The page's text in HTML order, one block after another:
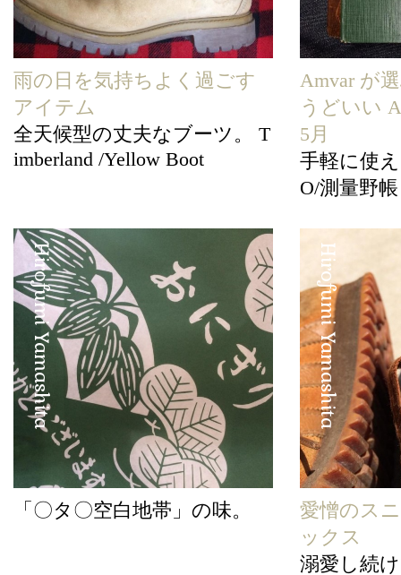
雨の日を気持ちよく過ごす
アイテム
全天候型の丈夫なブーツ。 T
imberland /Yellow Boot
Amvar が
うどいい
5月
手軽に使
O/測量野
Hirofumi Yamashita
「〇タ〇空白地帯」の味。
Hirofumi Yamashita
愛憎のス
ックス
溺愛し続